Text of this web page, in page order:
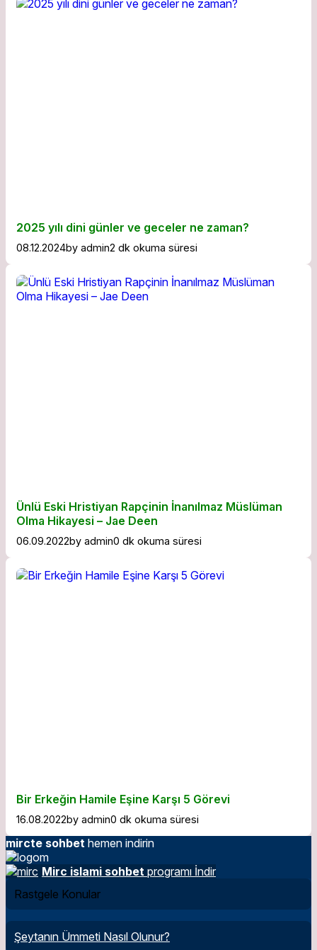
2025 yılı dini günler ve geceler ne zaman?
08.12.2024by admin2 dk okuma süresi
Ünlü Eski Hristiyan Rapçinin İnanılmaz Müslüman
Olma Hikayesi – Jae Deen
06.09.2022by admin0 dk okuma süresi
Bir Erkeğin Hamile Eşine Karşı 5 Görevi
16.08.2022by admin0 dk okuma süresi
mircte sohbet hemen indirin
Mirc islami sohbet programı İndir
Rastgele Konular
Şeytanın Ümmeti Nasıl Olunur?